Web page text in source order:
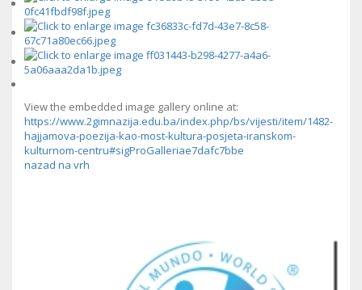
View the embedded image gallery online at:
https://www.2gimnazija.edu.ba/index.php/bs/vijesti/item/1482-
hajjamova-poezija-kao-most-kultura-posjeta-iranskom-
kulturnom-centru#sigProGalleriae7dafc7bbe
nazad na vrh